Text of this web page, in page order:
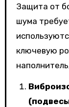
Защита от
шума
ключевую